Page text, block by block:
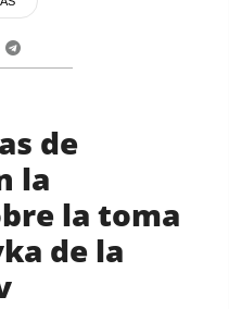
de
la
la toma
de la